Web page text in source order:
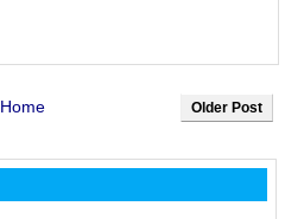
Older Post
Home